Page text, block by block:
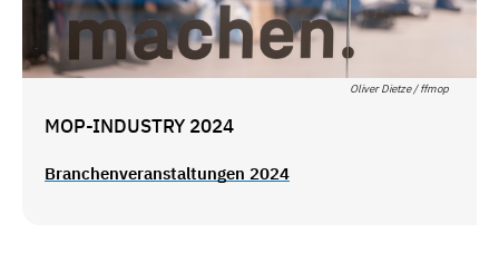
Oliver Dietze / ffmop
MOP-INDUSTRY 2024
Branchenveranstaltungen 2024